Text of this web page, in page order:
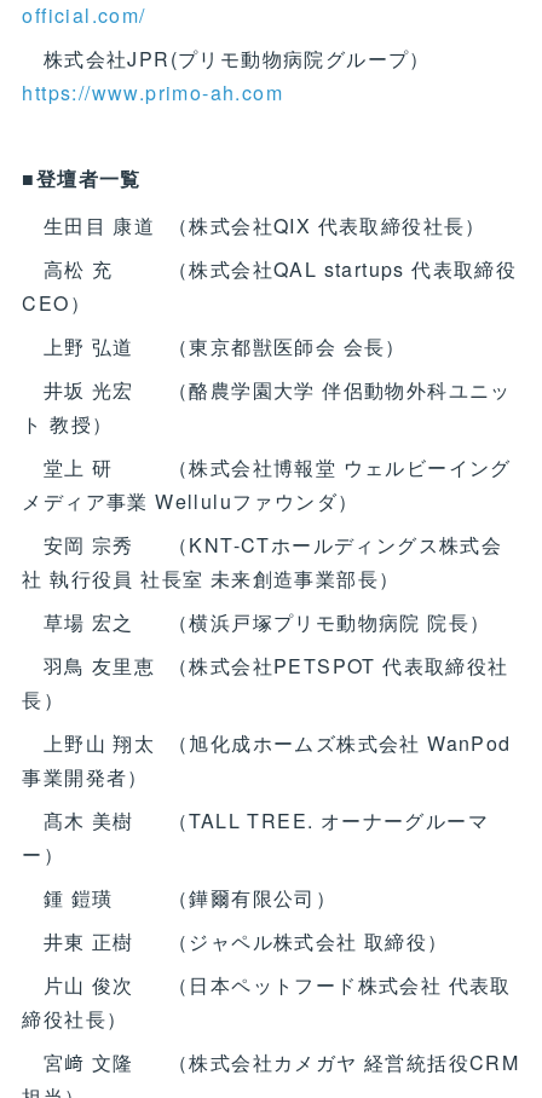
official.com/
株式会社JPR(プリモ動物病院グループ）
https://www.primo-ah.com
■登壇者一覧
生田目 康道 （株式会社QIX 代表取締役社長）
高松 充 （株式会社QAL startups 代表取締役
CEO）
上野 弘道 （東京都獣医師会 会長）
井坂 光宏 （酪農学園大学 伴侶動物外科ユニッ
ト 教授）
堂上 研 （株式会社博報堂 ウェルビーイング
メディア事業 Welluluファウンダ）
安岡 宗秀 （KNT-CTホールディングス株式会
社 執行役員 社長室 未来創造事業部長）
草場 宏之 （横浜戸塚プリモ動物病院 院長）
羽鳥 友里恵 （株式会社PETSPOT 代表取締役社
長）
上野山 翔太 （旭化成ホームズ株式会社 WanPod
事業開発者）
髙木 美樹 （TALL TREE. オーナーグルーマ
ー）
鍾 鎧璜 （鏵爾有限公司）
井東 正樹 （ジャペル株式会社 取締役）
片山 俊次 （日本ペットフード株式会社 代表取
締役社長）
宮﨑 文隆 （株式会社カメガヤ 経営統括役CRM